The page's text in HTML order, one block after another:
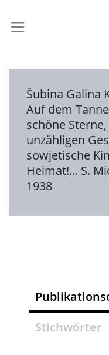
Šubina Galina
Auf dem
schöne
unzähligen
sowjetische
Heimat!... S.
1938
Stichwörter